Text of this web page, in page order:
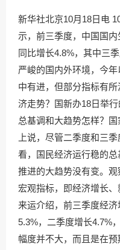
新华社北京10月18日电
示，前三季度，中国国内
同比增长4.8%，其中三
严峻的国内外环境，今
中有进，但部分指标有
济走势？国新办18日举
总基调和大趋势怎样？
上说，尽管二季度和三
看，国民经济运行稳的
推进的大趋势没有变。
宏观指标，即经济增长
来运介绍，前三季度经
5.3%，二季度增长4.7%
幅度并不大，而且是在